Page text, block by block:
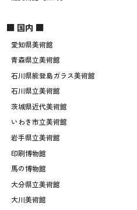
■ 国内 ■
愛知県美術館
青森県立美術館
石川県能登島ガラス美術館
石川県立美術館
茨城県近代美術館
いわき市立美術館
岩手県立美術館
印刷博物館
馬の博物館
大分県立美術館
大川美術館